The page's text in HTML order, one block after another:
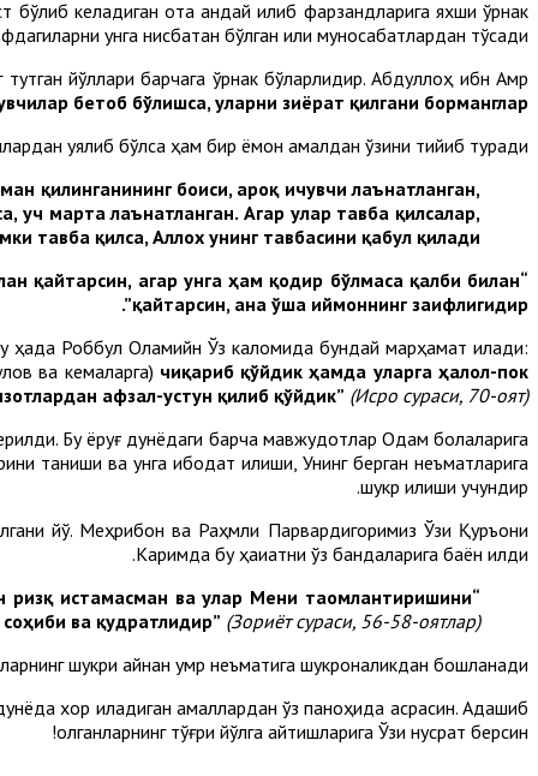
келадиган ота қандай қилиб фарзандларига яхши ўрнак
унга нисбатан бўлган илиқ муносабатлардан тўсади.
йўллари барчага ўрнак бўларлидир. Абдуллоҳ ибн Амр
бетоб бўлишса, уларни зиёрат қилгани борманглар”.
уялиб бўлса ҳам бир ёмон амалдан ўзини тийиб туради.
қилинганининг боиси, ароқ ичувчи лаънатланган,
уч марта лаънатланган. Агар улар тавба қилсалар,
тавба қилса, Аллох унинг тавбасини қабул қилади”.
қайтарсин, агар унга ҳам қодир бўлмаса қалби билан
қайтарсин, ана ўша иймоннинг заифлигидир”.
ҳақда Роббул Оламийн Ўз каломида бундай марҳамат қилади:
ва кемаларга) чиқариб қўйдик ҳамда уларга ҳалол-пок
афзал-устун қилиб қўйдик” (Исро сураси, 70-оят).
Бу ёруғ дунёдаги барча мавжудотлар Одам болаларига
таниши ва унга ибодат қилиши, Унинг берган неъматларига
шукр қилиши учундир.
йўқ. Меҳрибон ва Раҳмли Парвардигоримиз Ўзи Қуръони
Каримда бу ҳақиқатни ўз бандаларига баён қилди.
“Мен жин ва инсни фақат Ўзимга ибодат қилишлари учунгина яратдим.
ризқ истамасман ва улар Мени таомлантиришини
ва қудратлидир” (Зориёт сураси, 56-58-оятлар).
шукри айнан умр неъматига шукроналикдан бошланади.
хор қиладиган амаллардан ўз паноҳида асрасин. Адашиб
қолганларнинг тўғри йўлга қайтишларига Ўзи нусрат берсин!